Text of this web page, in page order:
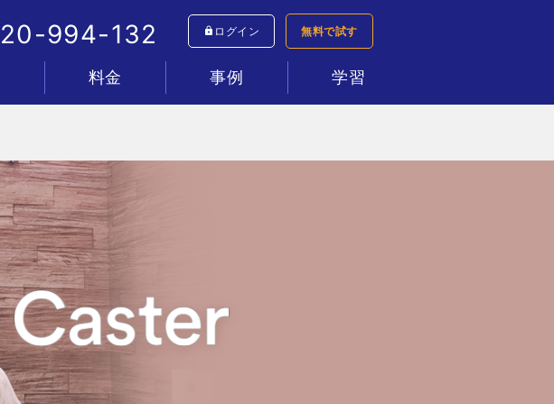
994-132 ログイン 無料で試す
ー
リティ
料金
プラン&料金表
お支払い&料金シミュレーター
事例
すべて
コールセンター
インサイドセールス
テレワーク
新規事業
ネットショップ
学習
資料請求
マニュアル動画
ヘルプセンター